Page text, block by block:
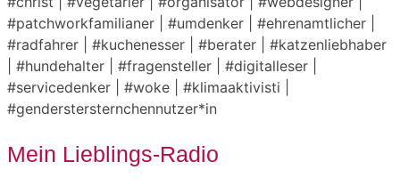
#patchworkfamilianer | #umdenker | #ehrenamtlicher |
#radfahrer | #kuchenesser | #berater | #katzenliebhaber
| #hundehalter | #fragensteller | #digitalleser |
#servicedenker | #woke | #klimaaktivisti |
#genderstersternchennutzer*in
Mein Lieblings-Radio